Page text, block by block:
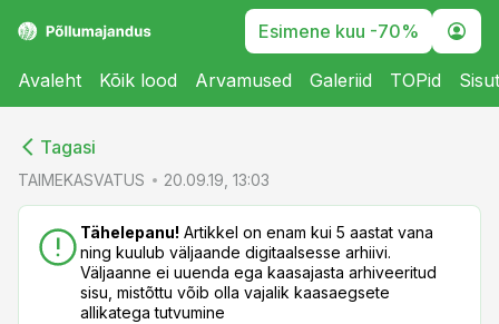
Esimene kuu -70%
Avaleht Kõik lood Arvamused Galeriid TOPid
Tagasi
TAIMEKASVATUS 20.09.19, 13:03
Tähelepanu! Artikkel on enam kui 5 aastat vana
ning kuulub väljaande digitaalsesse arhiivi.
Väljaanne ei uuenda ega kaasajasta arhiveeritud
sisu, mistõttu võib olla vajalik kaasaegsete
allikatega tutvumine